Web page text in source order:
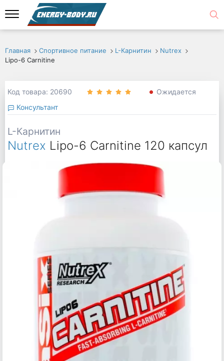
Главная Спортивное питание L-Карнитин
Nutrex
Lipo-6 Carnitine
Код товара: 20690
Ожидается
Консультант
L-Карнитин
Nutrex Lipo-6 Carnitine 120 капсул